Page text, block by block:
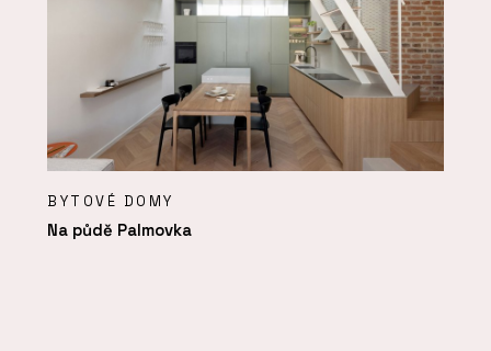
BYTOVÉ DOMY
Na půdě Palmovka